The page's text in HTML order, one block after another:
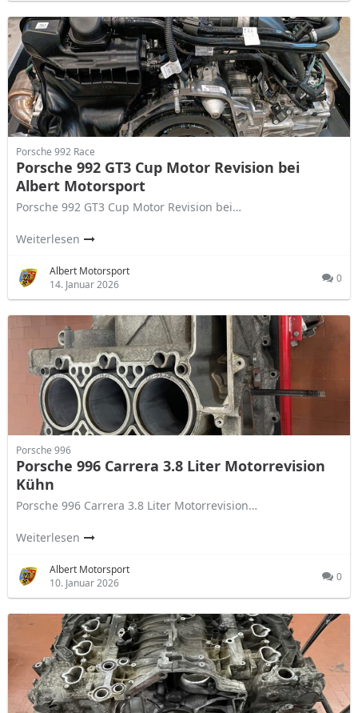
Porsche 992 Race
Porsche 992 GT3 Cup Motor Revision bei
Albert Motorsport
Porsche 992 GT3 Cup Motor Revision bei…
Weiterlesen
Albert Motorsport
14. Januar 2026
0
Porsche 996
Porsche 996 Carrera 3.8 Liter Motorrevision
Kühn
Porsche 996 Carrera 3.8 Liter Motorrevision…
Weiterlesen
Albert Motorsport
10. Januar 2026
0